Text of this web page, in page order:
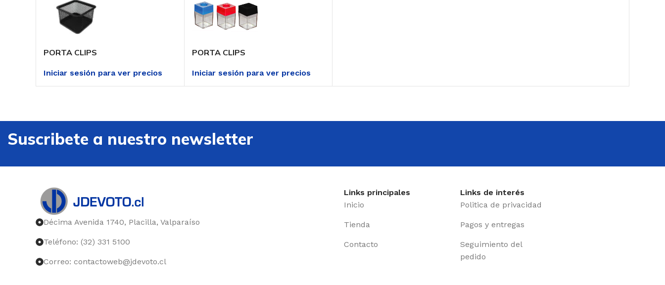
PORTA CLIPS
Iniciar sesión para ver precios
PORTA CLIPS
Iniciar sesión para ver precios
Suscribete a nuestro newsletter
Décima Avenida 1740, Placilla, Valparaíso
Teléfono: (32) 331 5100
Correo: contactoweb@jdevoto.cl
Links principales
Inicio
Tienda
Contacto
Links de interés
Politica de privacidad
Pagos y entregas
Seguimiento del
pedido